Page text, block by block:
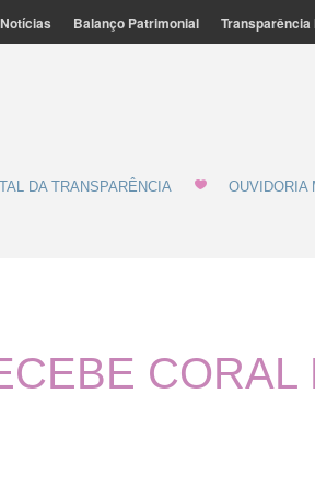
Balanço Patrimonial Transparência
DA TRANSPARÊNCIA OUVIDORIA
CORAL